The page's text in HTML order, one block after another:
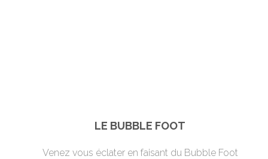
LE BUBBLE FOOT
Venez vous éclater en faisant du Bubble Foot